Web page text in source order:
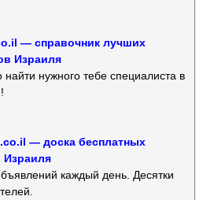
— справочник лучших
Израиля
найти нужного тебе специалиста в
— доска бесплатных
Израиля
каждый день. Десятки